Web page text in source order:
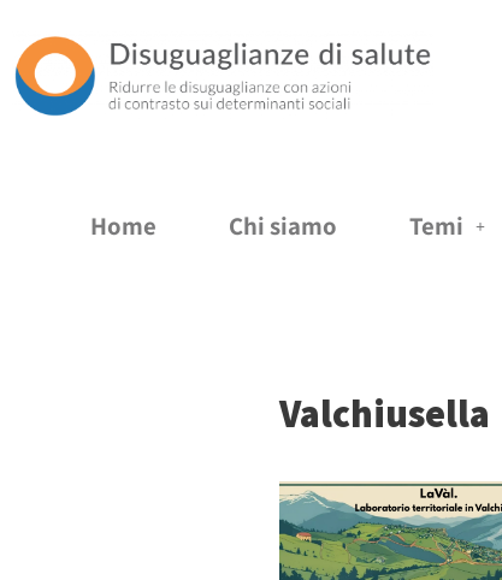
Vai
al
Home Chi siamo Temi
Valchiusella